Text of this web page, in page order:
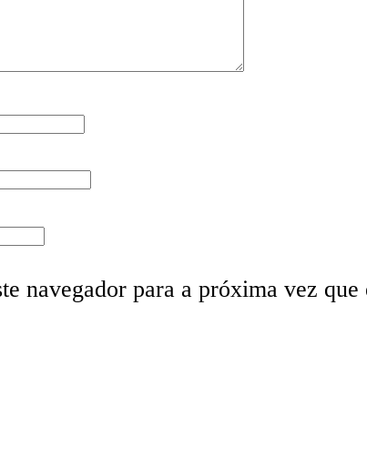
navegador para a próxima vez que